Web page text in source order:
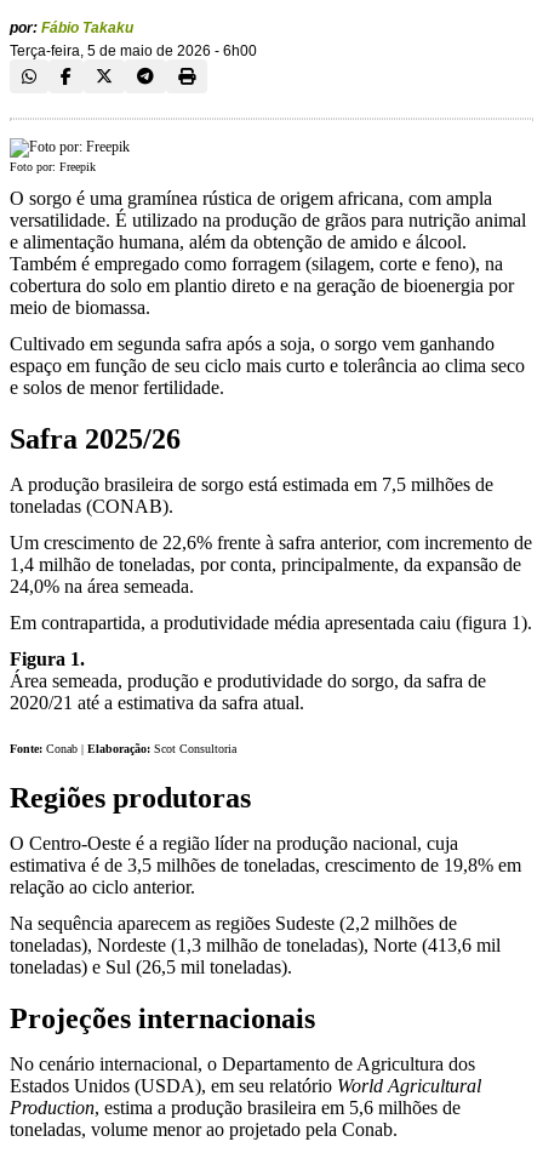
por: Fábio Takaku
Terça-feira, 5 de maio de 2026 - 6h00
Foto por: Freepik
O sorgo é uma gramínea rústica de origem africana, com ampla
versatilidade. É utilizado na produção de grãos para nutrição animal
e alimentação humana, além da obtenção de amido e álcool.
Também é empregado como forragem (silagem, corte e feno), na
cobertura do solo em plantio direto e na geração de bioenergia por
meio de biomassa.
Cultivado em segunda safra após a soja, o sorgo vem ganhando
espaço em função de seu ciclo mais curto e tolerância ao clima seco
e solos de menor fertilidade.
Safra 2025/26
A produção brasileira de sorgo está estimada em 7,5 milhões de
toneladas (CONAB).
Um crescimento de 22,6% frente à safra anterior, com incremento de
1,4 milhão de toneladas, por conta, principalmente, da expansão de
24,0% na área semeada.
Em contrapartida, a produtividade média apresentada caiu (figura 1).
Figura 1.
Área semeada, produção e produtividade do sorgo, da safra de
2020/21 até a estimativa da safra atual.
Fonte: Conab | Elaboração: Scot Consultoria
Regiões produtoras
O Centro-Oeste é a região líder na produção nacional, cuja
estimativa é de 3,5 milhões de toneladas, crescimento de 19,8% em
relação ao ciclo anterior.
Na sequência aparecem as regiões Sudeste (2,2 milhões de
toneladas), Nordeste (1,3 milhão de toneladas), Norte (413,6 mil
toneladas) e Sul (26,5 mil toneladas).
Projeções internacionais
No cenário internacional, o Departamento de Agricultura dos
Estados Unidos (USDA), em seu relatório World Agricultural
Production, estima a produção brasileira em 5,6 milhões de
toneladas, volume menor ao projetado pela Conab.